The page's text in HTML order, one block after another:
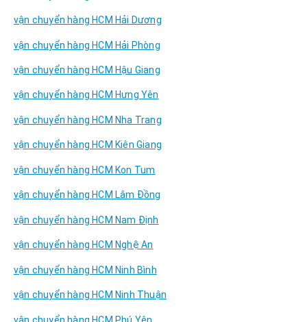
vận chuyển hàng HCM Hải Dương
vận chuyển hàng HCM Hải Phòng
vận chuyển hàng HCM Hậu Giang
vận chuyển hàng HCM Hưng Yên
vận chuyển hàng HCM Nha Trang
vận chuyển hàng HCM Kiên Giang
vận chuyển hàng HCM Kon Tum
vận chuyển hàng HCM Lâm Đồng
vận chuyển hàng HCM Nam Định
vận chuyển hàng HCM Nghệ An
vận chuyển hàng HCM Ninh Bình
vận chuyển hàng HCM Ninh Thuận
vận chuyển hàng HCM Phú Yên